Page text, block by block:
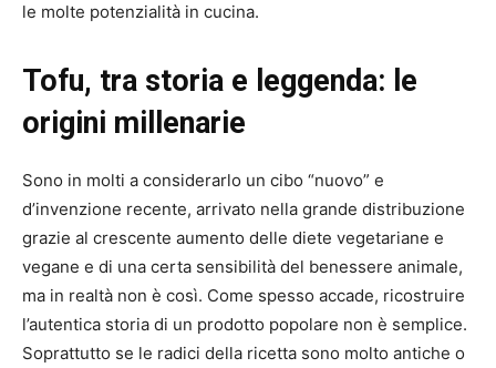
le molte potenzialità in cucina.
Tofu, tra storia e leggenda: le
origini millenarie
Sono in molti a considerarlo un cibo “nuovo” e
d’invenzione recente, arrivato nella grande distribuzione
grazie al crescente aumento delle diete vegetariane e
vegane e di una certa sensibilità del benessere animale,
ma in realtà non è così. Come spesso accade, ricostruire
l’autentica storia di un prodotto popolare non è semplice.
Soprattutto se le radici della ricetta sono molto antiche o